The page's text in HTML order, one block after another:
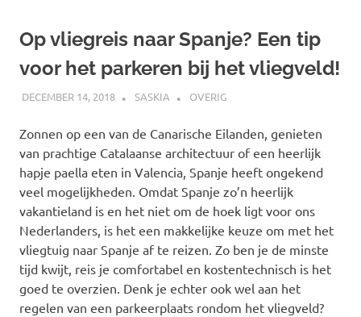
Op vliegreis naar Spanje? Een tip
voor het parkeren bij het vliegveld!
DECEMBER 14, 2018 SASKIA OVERIG
Zonnen op een van de Canarische Eilanden, genieten
van prachtige Catalaanse architectuur of een heerlijk
hapje paella eten in Valencia, Spanje heeft ongekend
veel mogelijkheden. Omdat Spanje zo’n heerlijk
vakantieland is en het niet om de hoek ligt voor ons
Nederlanders, is het een makkelijke keuze om met het
vliegtuig naar Spanje af te reizen. Zo ben je de minste
tijd kwijt, reis je comfortabel en kostentechnisch is het
goed te overzien. Denk je echter ook wel aan het
regelen van een parkeerplaats rondom het vliegveld?